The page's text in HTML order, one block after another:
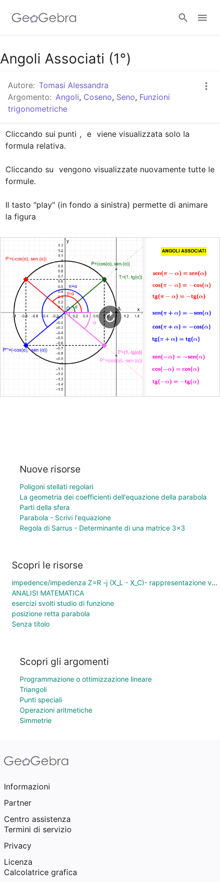
Google Classroom
GeoGebra Classroom
Angoli Associati (1°)
Autore: Tomasi Alessandra
Argomento: Angoli, Coseno, Seno, Funzioni
trigonometriche
Cliccando sui punti , e viene visualizzata solo la
formula relativa.
Cliccando su vengono visualizzate nuovamente tutte le
formule.
Il tasto "play" (in fondo a sinistra) permette di animare
la figura
Nuove risorse
Poligoni stellati regolari
La geometria dei coefficienti dell'equazione della parabola
Parti della sfera
Parabola - Scrivi l'equazione
Regola di Sarrus - Determinante di una matrice 3×3
Scopri le risorse
impedence/impedenza Z=R -j (X_L - X_C)- rappresentazione vettoriale - 6.4.23 - 8893
ANALISI MATEMATICA
esercizi svolti studio di funzione
posizione retta parabola
Senza titolo
Scopri gli argomenti
Programmazione o ottimizzazione lineare
Triangoli
Punti speciali
Operazioni aritmetiche
Simmetrie
Informazioni
Partner
Centro assistenza
Termini di servizio
Privacy
Licenza
Calcolatrice grafica